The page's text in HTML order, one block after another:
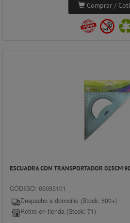
Comprar /
ESCUADRA CON TRANSPORTADOR 025CM
CÓDIGO: 05035101
Despacho a domicilio (Stock: 500+)
Retiro en tienda (Stock: 71)